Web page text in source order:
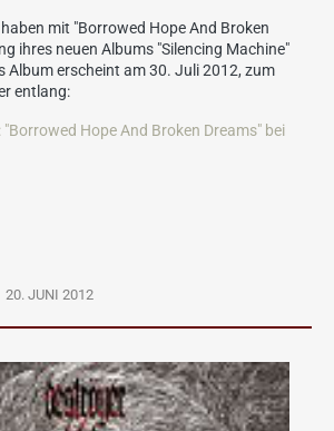
haben mit "Borrowed Hope And Broken
ihres neuen Albums "Silencing Machine"
Album erscheint am 30. Juli 2012, zum
entlang:
"Borrowed Hope And Broken Dreams" bei
20. JUNI 2012